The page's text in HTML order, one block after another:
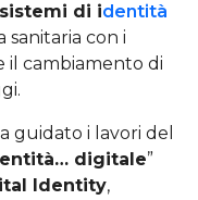
di identità
sanitaria con i
il cambiamento di
guidato i lavori del
digitale”
Identity,